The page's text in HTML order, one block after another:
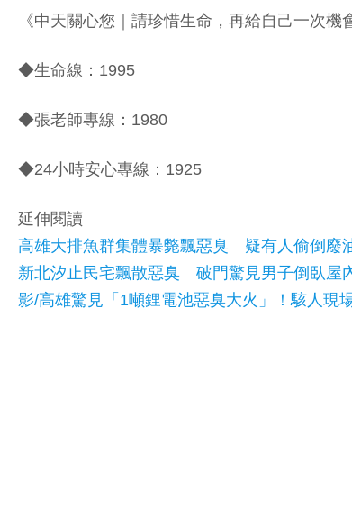
《中天關心您｜請珍惜生命，再給自己一次機
◆生命線：1995
◆張老師專線：1980
◆24小時安心專線：1925
延伸閱讀
高雄大排魚群集體暴斃飄惡臭 疑有人偷倒廢
新北汐止民宅飄散惡臭 破門驚見男子倒臥屋
影/高雄驚見「1噸鋰電池惡臭大火」！駭人現